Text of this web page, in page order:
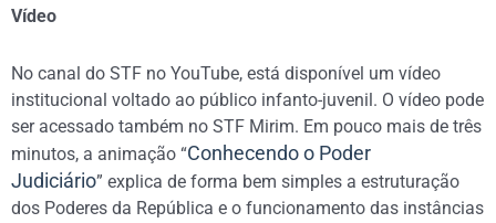
Vídeo
No canal do STF no YouTube, está disponível um vídeo
institucional voltado ao público infanto-juvenil. O vídeo pode
ser acessado também no STF Mirim. Em pouco mais de três
minutos, a animação “Conhecendo o Poder
Judiciário” explica de forma bem simples a estruturação
dos Poderes da República e o funcionamento das instâncias